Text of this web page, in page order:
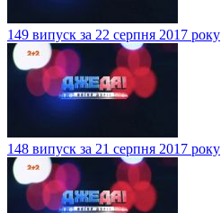
149 випуск за 22 серпня 2017 року
148 випуск за 21 серпня 2017 року